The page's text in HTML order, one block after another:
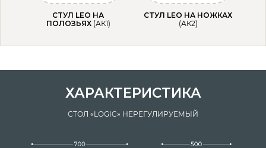
СТУЛ LEO НА
ПОЛОЗЬЯХ (АК1)
СТУЛ LEO НА НОЖКАХ
(АК2)
ХАРАКТЕРИСТИКА
СТОЛ «LOGIC» НЕРЕГУЛИРУЕМЫЙ